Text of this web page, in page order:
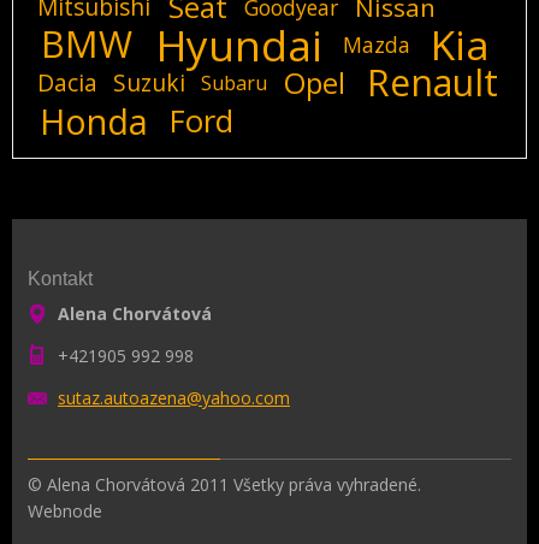
Goodyear Nissan
BMW Hyundai Mazda Kia
Dacia Suzuki Subaru Opel Renault
Honda Ford
Kontakt
Alena Chorvátová
+421905 992 998
sutaz.autoazena@yahoo.com
© Alena Chorvátová 2011 Všetky práva vyhradené.
Webnode